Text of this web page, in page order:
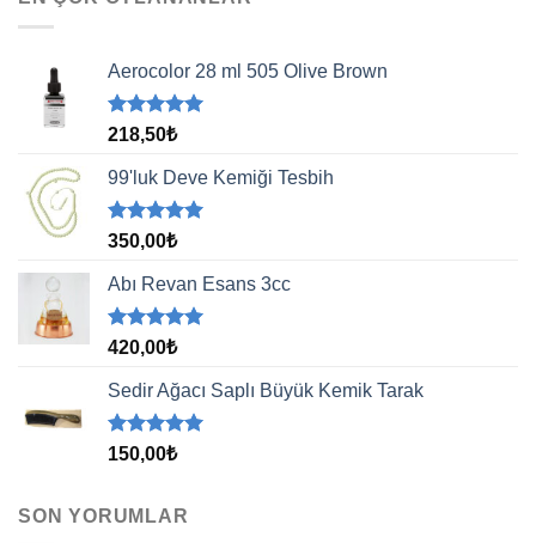
Aerocolor 28 ml 505 Olive Brown
5 üzerinden
aldı
218,50₺
99'luk Deve Kemiği Tesbih
5 üzerinden
aldı
350,00₺
Abı Revan Esans 3cc
5 üzerinden
aldı
420,00₺
Sedir Ağacı Saplı Büyük Kemik Tarak
5 üzerinden
150,00₺
SON YORUMLAR